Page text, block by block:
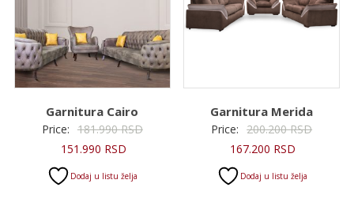
Garnitura Cairo
Price: 181.990RSDOriginalna
151.990 RSDTrenutna
Dodaj u listu želja
Garnitura Merida
Price: 200.200RSD
167.200 RSD
Dodaj u listu želja